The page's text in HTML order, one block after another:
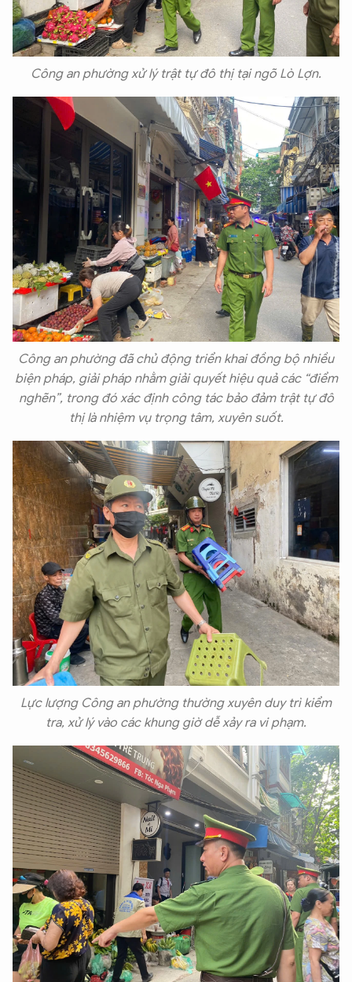
Công an phường xử lý trật tự đô thị tại ngõ Lò Lợn.
Công an phường đã chủ động triển khai đồng bộ nhiều
biện pháp, giải pháp nhằm giải quyết hiệu quả các “điểm
nghẽn”, trong đó xác định công tác bảo đảm trật tự đô
thị là nhiệm vụ trọng tâm, xuyên suốt.
Lực lượng Công an phường thường xuyên duy trì kiểm
tra, xử lý vào các khung giờ dễ xảy ra vi phạm.
An Ninh Thủ Đô nhé. Tôi sẵn sàng hỗ trợ!